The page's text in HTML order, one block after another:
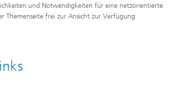
und Notwendigkeiten für eine netzorientierte
Themenseite frei zur Ansicht zur Verfügung.